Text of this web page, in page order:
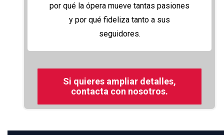
por qué la ópera mueve tantas pasiones
y por qué fideliza tanto a sus
seguidores.
Si quieres ampliar detalles,
contacta con nosotros.